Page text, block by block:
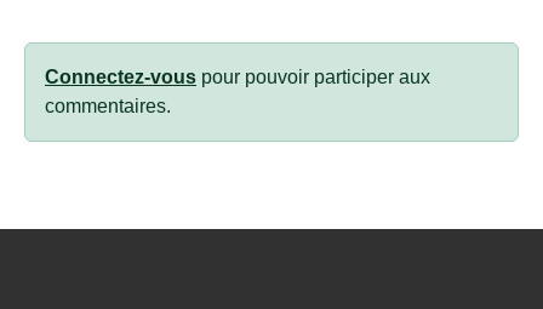
Connectez-vous pour pouvoir participer aux
commentaires.